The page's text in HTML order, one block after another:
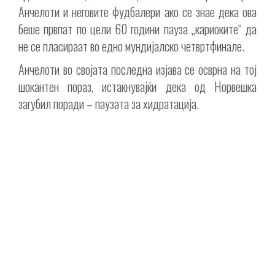
Анчелоти и неговите фудбалери ако се знае дека ова
беше првпат по цели 60 години пауза „кариоките“ да
не се пласираат во едно мундијалско четвртфинале.
Анчелоти во својата последна изјава се осврна на тој
шокантен пораз, истакнувајќи дека од Норвешка
загубил поради – паузата за хидратација.